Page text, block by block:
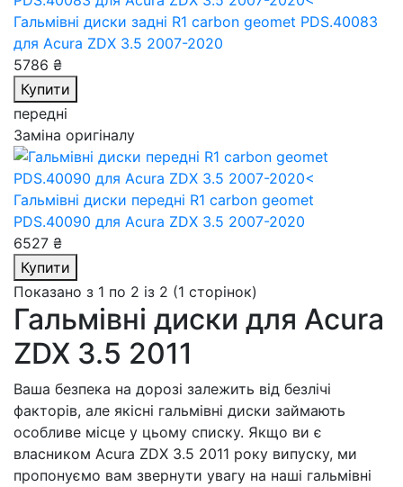
Гальмівні диски задні R1 carbon geomet PDS.40083
для Acura ZDX 3.5 2007-2020
5786 ₴
Купити
передні
Заміна оригіналу
Гальмівні диски передні R1 carbon geomet
PDS.40090 для Acura ZDX 3.5 2007-2020
6527 ₴
Купити
Показано з 1 по 2 із 2 (1 сторінок)
Гальмівні диски для Acura
ZDX 3.5 2011
Ваша безпека на дорозі залежить від безлічі
факторів, але якісні гальмівні диски займають
особливе місце у цьому списку. Якщо ви є
власником Acura ZDX 3.5 2011 року випуску, ми
пропонуємо вам звернути увагу на наші гальмівні